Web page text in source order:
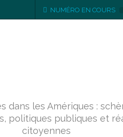
NUMÉRO EN COURS
dans les Amériques :
politiques publiques et
citoyennes